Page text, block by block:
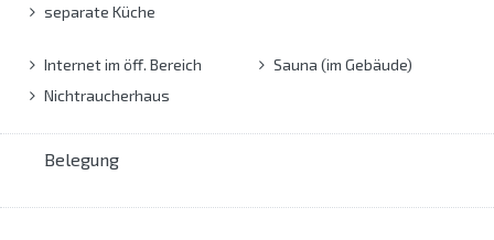
separate Küche
Internet im öff. Bereich
Nichtraucherhaus
Sauna (im Gebäude)
Belegung